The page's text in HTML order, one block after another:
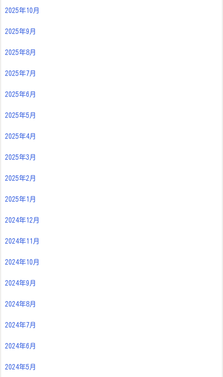
2025年10月
2025年9月
2025年8月
2025年7月
2025年6月
2025年5月
2025年4月
2025年3月
2025年2月
2025年1月
2024年12月
2024年11月
2024年10月
2024年9月
2024年8月
2024年7月
2024年6月
2024年5月